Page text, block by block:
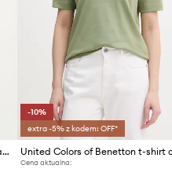
United Colors of Benetton t-shirt bawełniany
-10%
extra -5% z kodem: OFF*
Cena aktualna: